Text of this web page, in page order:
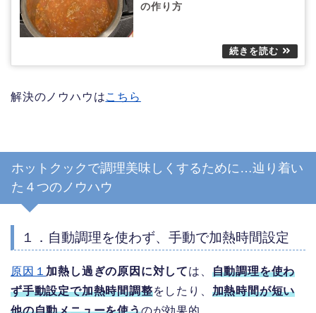
の作り方
解決のノウハウはこちら
ホットクックで調理美味しくするために…辿り着い
た４つのノウハウ
１．自動調理を使わず、手動で加熱時間設定
原因１ 加熱し過ぎの原因に対しては、 自動調理を使わ
ず手動設定で加熱時間調整をしたり、 加熱時間が短い
他の自動メニューを使うのが効果的